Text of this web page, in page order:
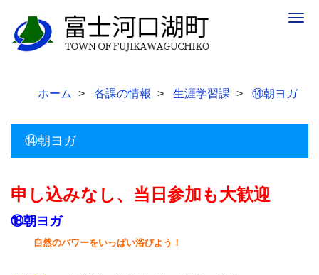
ホーム 各課の情報 生涯学習課 ⑭朝ヨガ
⑭朝ヨガ
申し込みなし、当日参加も大歓迎
⑱朝ヨガ
自然のパワーをいっぱい浴びよう！